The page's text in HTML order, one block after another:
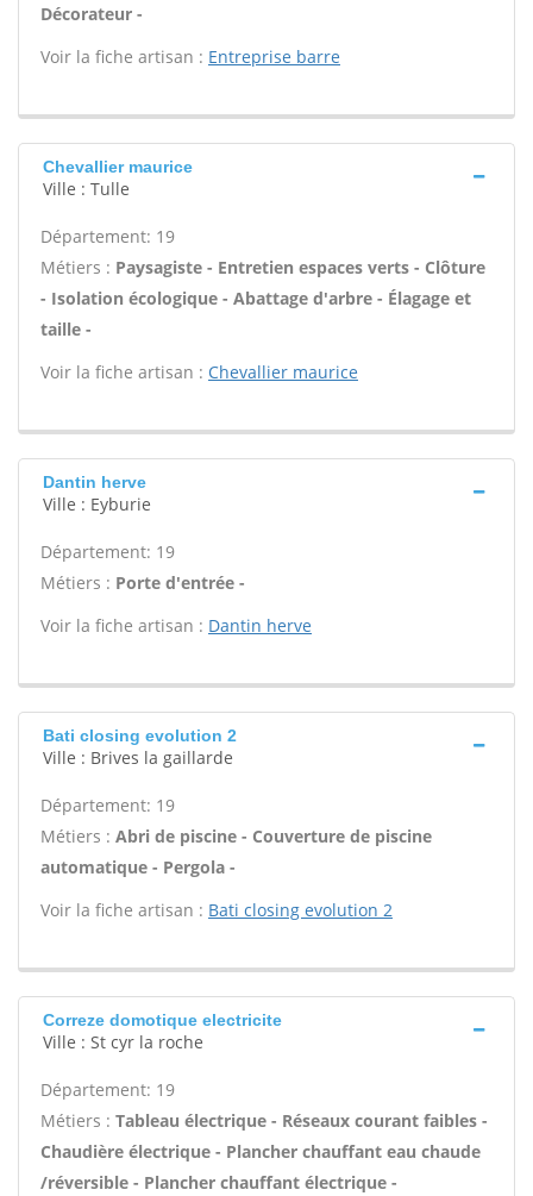
Décorateur -
Voir la fiche artisan : Entreprise barre
Chevallier maurice
Ville : Tulle
Département: 19
Métiers : Paysagiste - Entretien espaces verts - Clôture
- Isolation écologique - Abattage d'arbre - Élagage et
taille -
Voir la fiche artisan : Chevallier maurice
Dantin herve
Ville : Eyburie
Département: 19
Métiers : Porte d'entrée -
Voir la fiche artisan : Dantin herve
Bati closing evolution 2
Ville : Brives la gaillarde
Département: 19
Métiers : Abri de piscine - Couverture de piscine
automatique - Pergola -
Voir la fiche artisan : Bati closing evolution 2
Correze domotique electricite
Ville : St cyr la roche
Département: 19
Métiers : Tableau électrique - Réseaux courant faibles -
Chaudière électrique - Plancher chauffant eau chaude
/réversible - Plancher chauffant électrique -